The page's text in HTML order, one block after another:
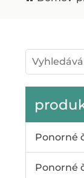
Ponorné
Ponorné